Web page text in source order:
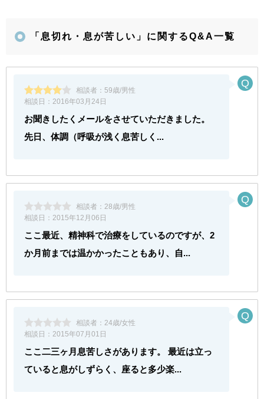
「息切れ・息が苦しい」に関するQ&A一覧
相談者： 59歳/男性
相談日： 2016年03月24日
お聞きしたくメールをさせていただきました。
先日、体調（呼吸が浅く息苦しく...
相談者： 28歳/男性
相談日： 2015年12月06日
ここ最近、精神科で治療をしているのですが、2
か月前までは温かかったこともあり、自...
相談者： 24歳/女性
相談日： 2015年07月01日
ここ二三ヶ月息苦しさがあります。 最近は立っ
ていると息がしずらく、座ると多少楽...